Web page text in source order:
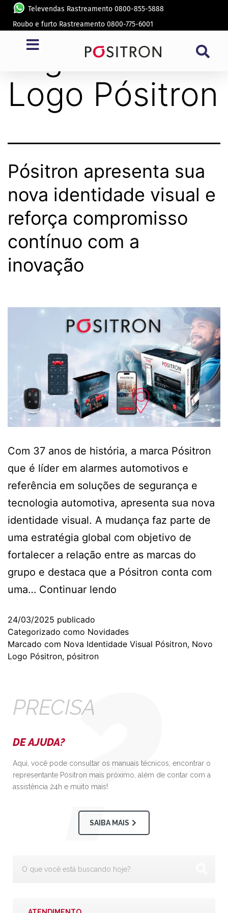
Televendas Rastreamento 0800-855-5888
Roubo e furto Rastreamento 0800-775-6001
Tag:
Novo
Logo Pósitron
Pósitron apresenta sua
nova identidade visual e
reforça compromisso
contínuo com a
inovação
Com 37 anos de história, a marca Pósitron
que é líder em alarmes automotivos e
referência em soluções de segurança e
tecnologia automotiva, apresenta sua nova
identidade visual. A mudança faz parte de
uma estratégia global com objetivo de
fortalecer a relação entre as marcas do
grupo e destaca que a Pósitron conta com
uma… Continuar lendo
24/03/2025 publicado
Categorizado como Novidades
Marcado com Nova Identidade Visual Pósitron, Novo
Logo Pósitron, pósitron
PRECISA
DE AJUDA?
Aqui, você pode consultar os manuais técnicos, encontrar o
representante Pósitron mais próximo, além de contar com a
assistência 24h e muito mais!
SAIBA MAIS